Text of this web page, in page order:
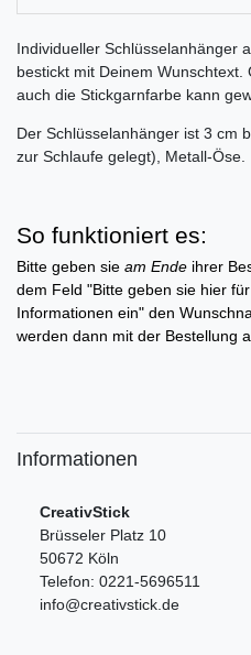
Individueller Schlüsselanhänger
bestickt mit Deinem Wunschtext.
auch die Stickgarnfarbe kann
Der Schlüsselanhänger ist 3 cm
zur Schlaufe gelegt), Metall-Öse.
So funktioniert es:
Bitte geben sie am Ende ihrer
dem Feld "Bitte geben sie hier
Informationen ein" den
werden dann mit der Bestellung
Informationen
CreativStick
Brüsseler Platz 10
50672 Köln
Telefon: 0221-5696511
info@creativstick.de